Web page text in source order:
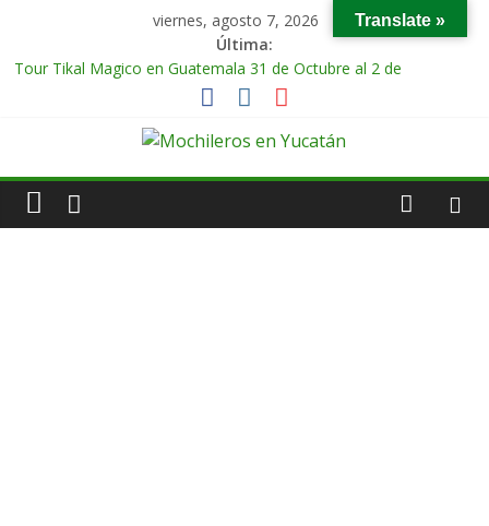
viernes, agosto 7, 2026
Última:
Tour Tikal Magico en Guatemala 31 de Octubre al 2 de
Excursión Volcán Chichonal en Chiapas 28 y 29 de Marzo 2026
Tour Arco del Tiempo en Chiapas 13 al 15 de Marzo 2026
Translate »